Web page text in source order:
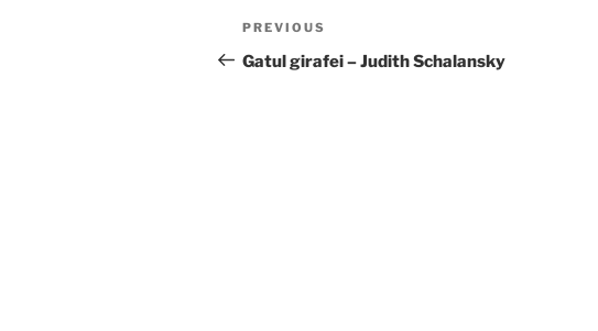
Post
navigation
Previous
Post
PREVIOUS
Gatul girafei – Judith Schalansky